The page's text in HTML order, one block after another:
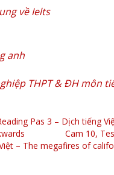
về Ielts
anh
THPT & ĐH môn
Pas 3 – Dịch tiếng
Cam 10,
– The megafires of